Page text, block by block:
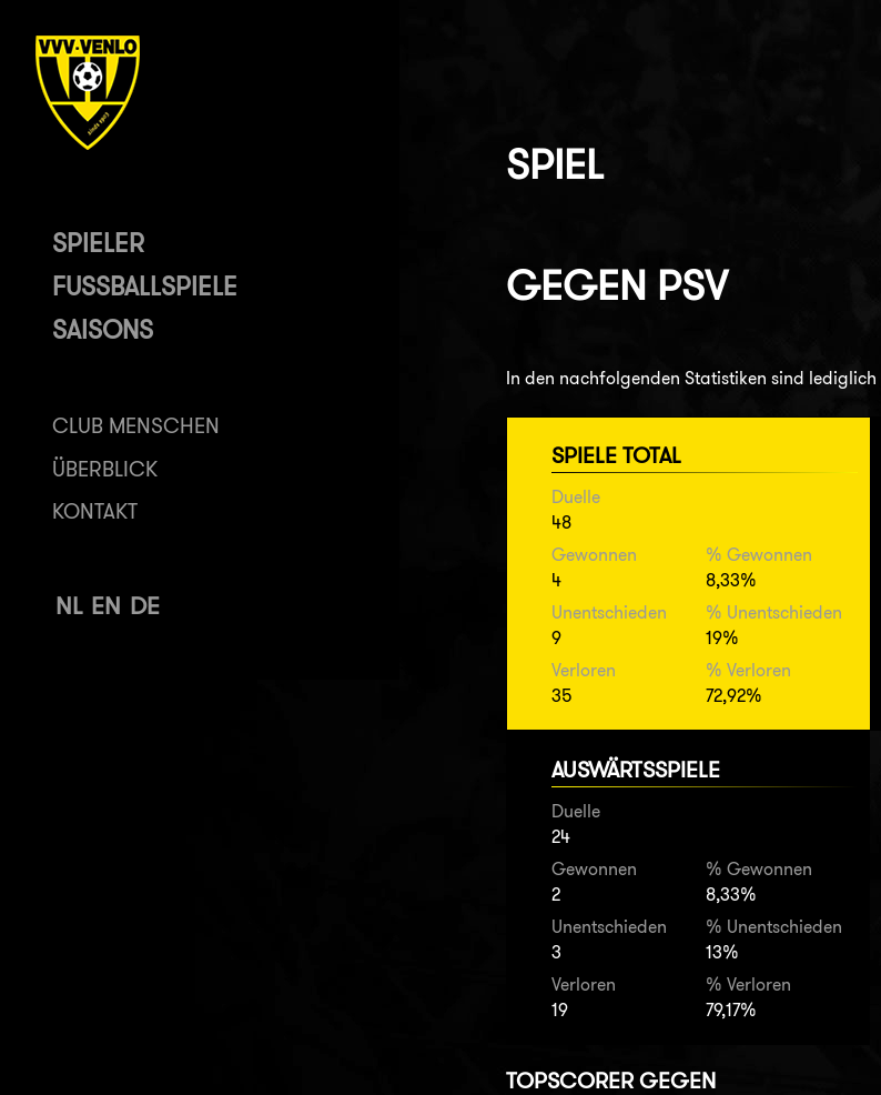
SPIELER
FUSSBALLSPIELE
SAISONS
CLUB MENSCHEN
ÜBERBLICK
KONTAKT
NL EN DE
SPIEL
GEGEN PSV
In den nachfolgenden Statistiken sind lediglich
SPIELE TOTAL
Duelle
48
Gewonnen
4
% Gewonnen
8,33%
Unentschieden
9
% Unentschieden
19%
Verloren
35
% Verloren
72,92%
AUSWÄRTSSPIELE
Duelle
24
Gewonnen
2
% Gewonnen
8,33%
Unentschieden
3
% Unentschieden
13%
Verloren
19
% Verloren
79,17%
TOPSCORER GEGEN